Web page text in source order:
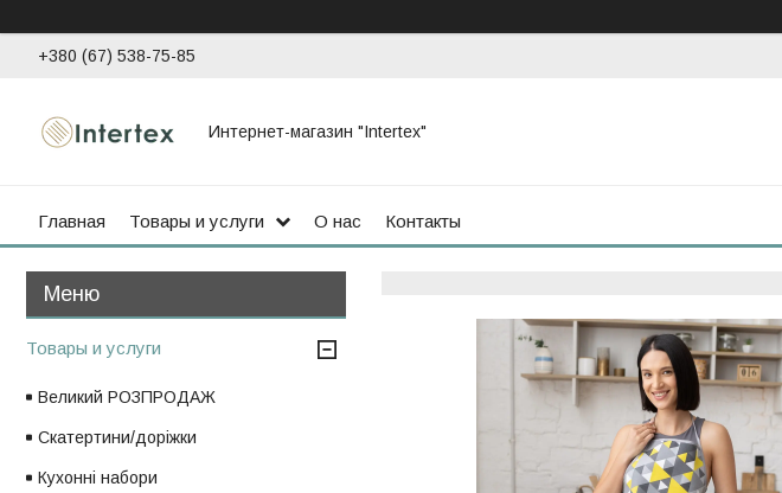
+380 (67) 538-75-85
Интернет-магазин "Intertex"
Главная Товары и услуги О нас Контакты
Товары и услуги
Великий РОЗПРОДАЖ
Скатертини/доріжки
Кухонні набори